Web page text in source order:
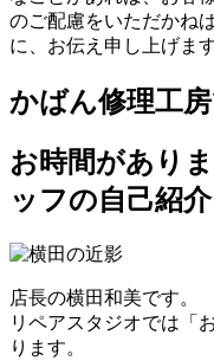
のご配慮をいただかね
に、お伝え申し上げます
かばん修理工
お時間があり
ッフの自己紹
店長の横田和美です。
リペアスタジオでは「
ります。